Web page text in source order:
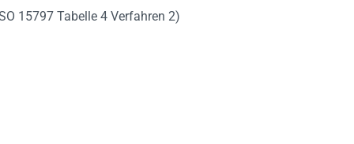
15797 Tabelle 4 Verfahren 2)